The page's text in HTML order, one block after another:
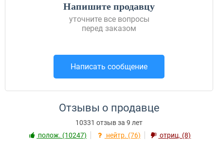
Напишите продавцу
уточните все вопросы
перед заказом
Написать сообщение
Отзывы о продавце
10331 отзыв за 9 лет
полож. (10247)
нейтр. (76) отриц. (8)